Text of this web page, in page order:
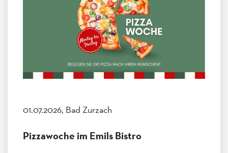
01.07.2026, Bad Zurzach
Pizzawoche im Emils Bistro